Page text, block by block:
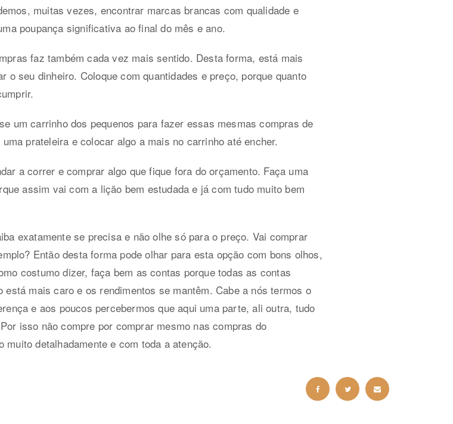
muitas vezes, encontrar marcas brancas com qualidade e
poupança significativa ao final do mês e ano.
faz também cada vez mais sentido. Desta forma, está mais
o seu dinheiro. Coloque com quantidades e preço, porque quanto
um carrinho dos pequenos para fazer essas mesmas compras de
prateleira e colocar algo a mais no carrinho até encher.
a correr e comprar algo que fique fora do orçamento. Faça uma
assim vai com a lição bem estudada e já com tudo muito bem
exatamente se precisa e não olhe só para o preço. Vai comprar
Então desta forma pode olhar para esta opção com bons olhos,
costumo dizer, faça bem as contas porque todas as contas
mais caro e os rendimentos se mantêm. Cabe a nós termos o
e aos poucos percebermos que aqui uma parte, ali outra, tudo
isso não compre por comprar mesmo nas compras do
detalhadamente e com toda a atenção.